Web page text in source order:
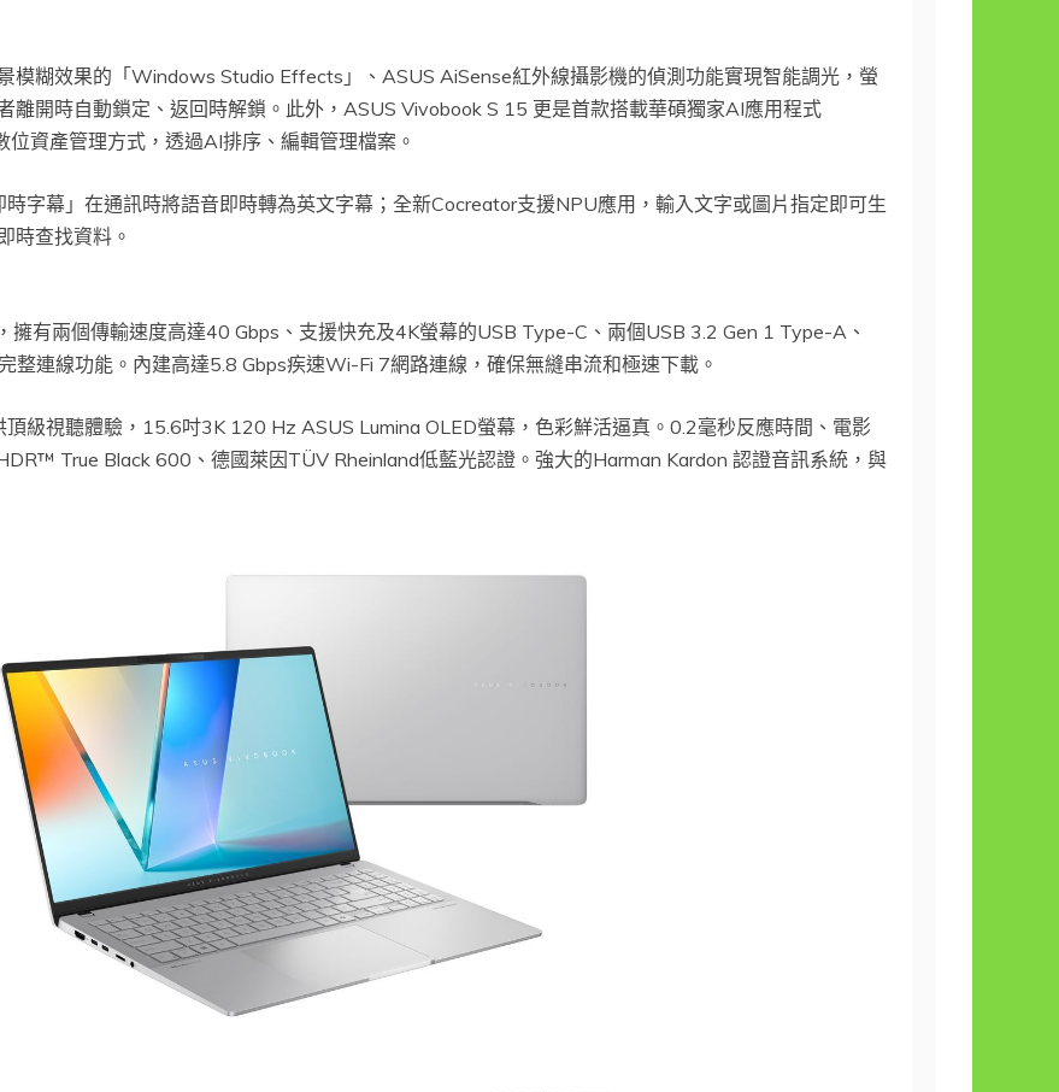
模糊效果的「Windows Studio Effects」、ASUS AiSense紅外線攝影機的偵測功能實現智能調光，螢
離開時自動鎖定、返回時解鎖。此外，ASUS Vivobook S 15 更是首款搭載華碩獨家AI應用程式
資產管理方式，透過AI排序、編輯管理檔案。
字幕」在通訊時將語音即時轉為英文字幕；全新Cocreator支援NPU應用，輸入文字或圖片指定即可生
時查找資料。
有兩個傳輸速度高達40 Gbps、支援快充及4K螢幕的USB Type-C、兩個USB 3.2 Gen 1 Type-A、
整連線功能。內建高達5.8 Gbps疾速Wi-Fi 7網路連線，確保無縫串流和極速下載。
級視聽體驗，15.6吋3K 120 Hz ASUS Lumina OLED螢幕，色彩鮮活逼真。0.2毫秒反應時間、電影
True Black 600、德國萊因TÜV Rheinland低藍光認證。強大的Harman Kardon 認證音訊系統，與